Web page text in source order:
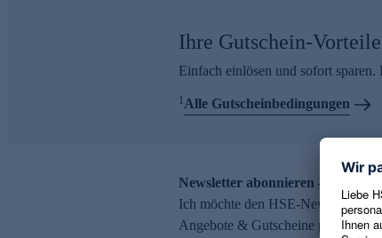
Ihre Gutschein-
Einfach einlösen und sofort
1Alle Gutscheinbedingungen
Newsletter abonnieren – 10 €
Ich möchte den HSE-Newsletter
Angebote & Gutscheine per E-